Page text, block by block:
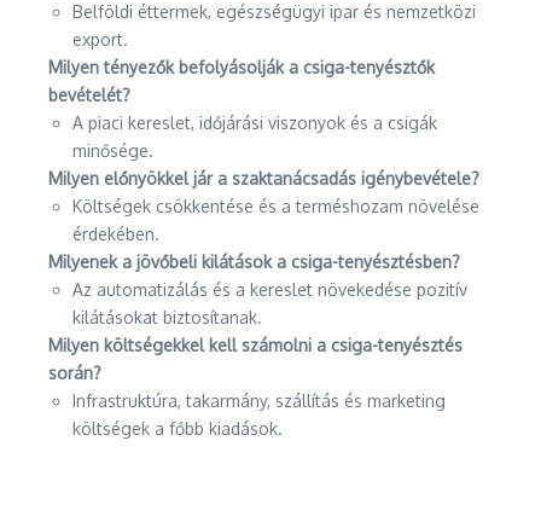
Belföldi éttermek, egészségügyi ipar és nemzetközi
export.
Milyen tényezők befolyásolják a csiga-tenyésztők
bevételét?
A piaci kereslet, időjárási viszonyok és a csigák
minősége.
Milyen előnyökkel jár a szaktanácsadás igénybevétele?
Költségek csökkentése és a terméshozam növelése
érdekében.
Milyenek a jövőbeli kilátások a csiga-tenyésztésben?
Az automatizálás és a kereslet növekedése pozitív
kilátásokat biztosítanak.
Milyen költségekkel kell számolni a csiga-tenyésztés
során?
Infrastruktúra, takarmány, szállítás és marketing
költségek a főbb kiadások.